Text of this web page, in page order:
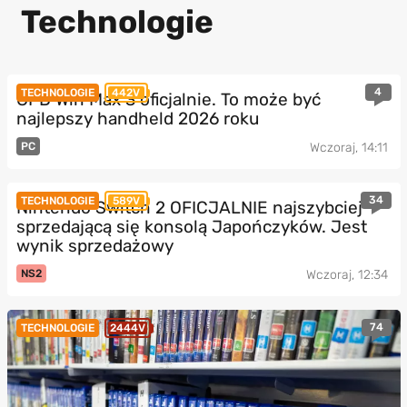
Technologie
TECHNOLOGIE 442V 4
GPD Win Max 3 oficjalnie. To może być
najlepszy handheld 2026 roku
PC Wczoraj, 14:11
TECHNOLOGIE 589V 34
Nintendo Switch 2 OFICJALNIE najszybciej
sprzedającą się konsolą Japończyków. Jest
wynik sprzedażowy
NS2 Wczoraj, 12:34
TECHNOLOGIE 2444V 74